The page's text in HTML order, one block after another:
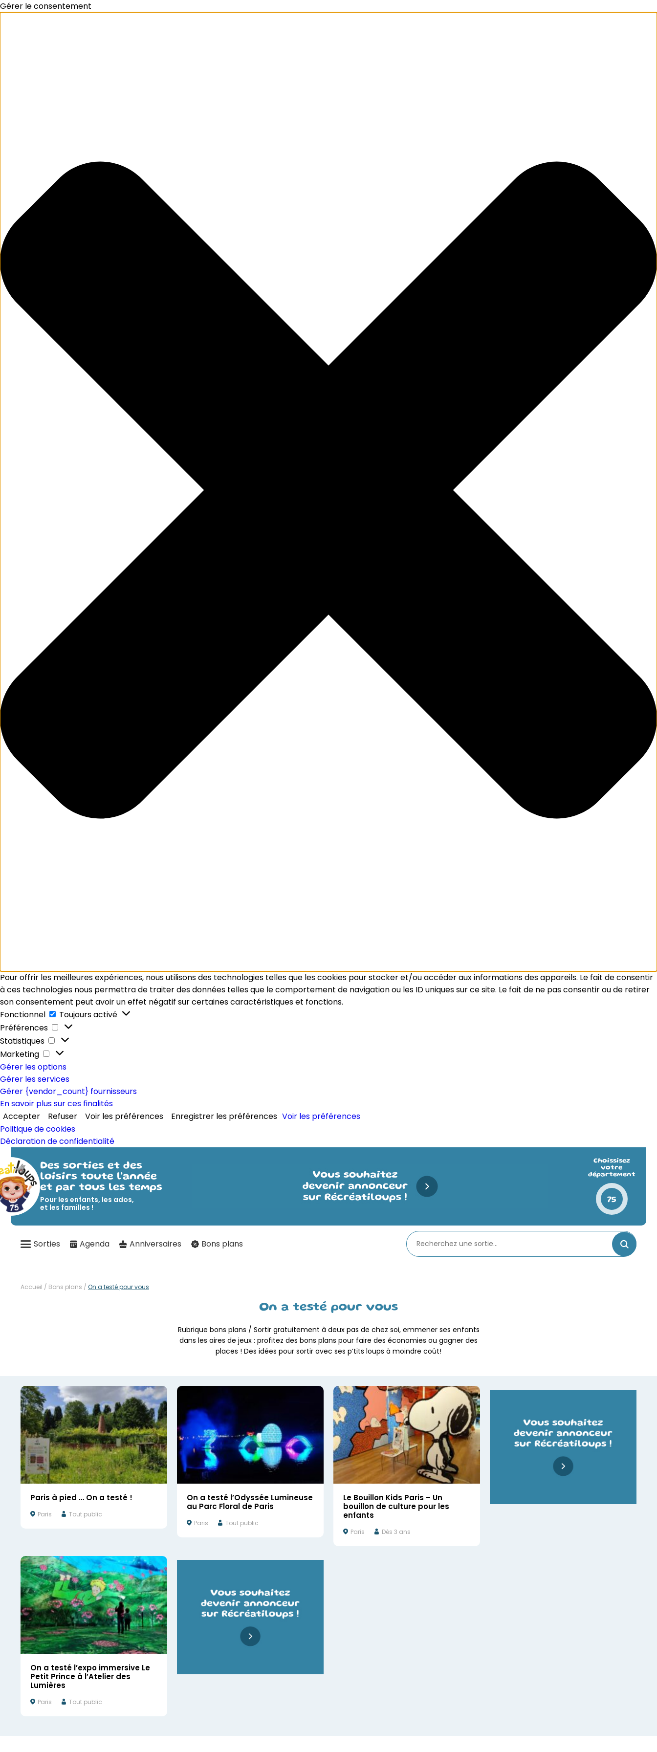
Gérer le consentement
Pour offrir les meilleures expériences, nous utilisons des technologies telles que les cookies pour stocker et/ou accéder aux informations des appareils. Le fait de consentir
à ces technologies nous permettra de traiter des données telles que le comportement de navigation ou les ID uniques sur ce site. Le fait de ne pas consentir ou de retirer
son consentement peut avoir un effet négatif sur certaines caractéristiques et fonctions.
Fonctionnel
Fonctionnel
Toujours activé
Préférences
Préférences
Statistiques
Statistiques
Marketing
Marketing
Gérer les options
Gérer les services
Gérer {vendor_count} fournisseurs
En savoir plus sur ces finalités
Accepter
Refuser Voir les préférences Enregistrer les préférences Voir les préférences
Politique de cookies
Déclaration de confidentialité
Des sorties et des
loisirs toute l'année
et par tous les temps
Pour les enfants, les ados,
et les familles !
Choissisez
votre
département
75
Sorties Agenda Anniversaires Bons plans
On a testé pour vous
Rubrique bons plans / Sortir gratuitement à deux pas de chez soi, emmener ses enfants
dans les aires de jeux : profitez des bons plans pour faire des économies ou gagner des
places ! Des idées pour sortir avec ses p’tits loups à moindre coût!
Accueil / Bons plans / On a testé pour vous
Paris à pied … On a testé !
Paris Tout public
On a testé l’Odyssée Lumineuse
au Parc Floral de Paris
Paris Tout public
Le Bouillon Kids Paris – Un
bouillon de culture pour les
enfants
Paris Dès 3 ans
On a testé l’expo immersive Le
Petit Prince à l’Atelier des
Lumières
Paris Tout public